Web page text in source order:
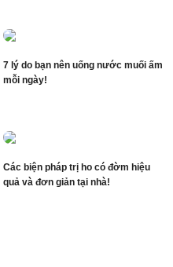
7 lý do bạn nên uống nước muối ấm
mỗi ngày!
Các biện pháp trị ho có đờm hiệu
quả và đơn giản tại nhà!